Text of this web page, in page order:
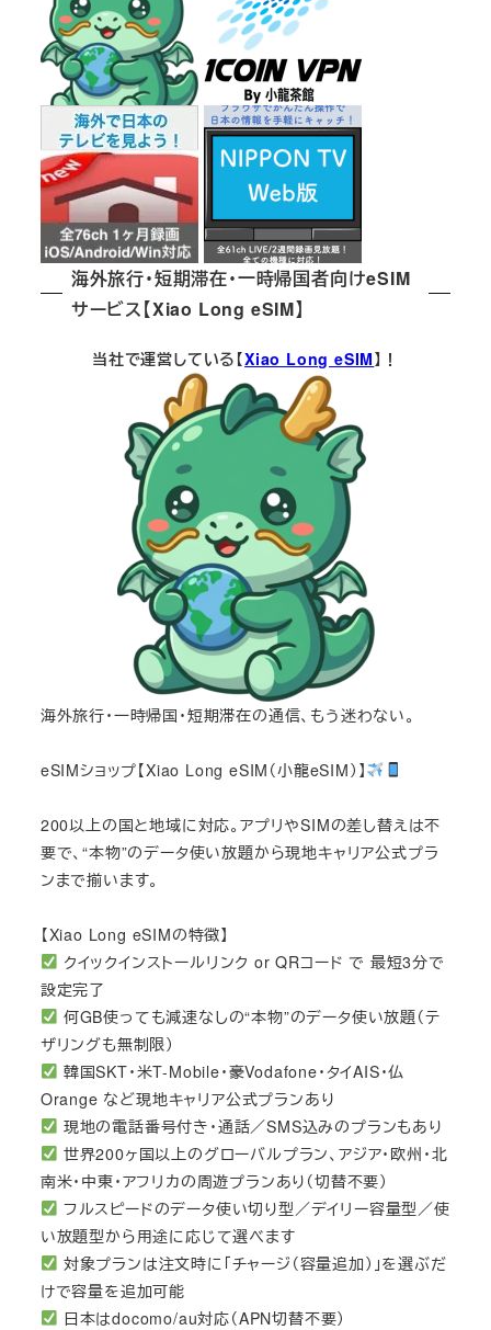
海外旅行・短期滞在・一時帰国者向けeSIM
サービス【Xiao Long eSIM】
当社で運営している【Xiao Long eSIM】！
海外旅行・一時帰国・短期滞在の通信、もう迷わない。
eSIMショップ【Xiao Long eSIM（小龍eSIM）】
200以上の国と地域に対応。アプリやSIMの差し替えは不
要で、“本物”のデータ使い放題から現地キャリア公式プラ
ンまで揃います。
【Xiao Long eSIMの特徴】
クイックインストールリンク or QRコード で 最短3分で
設定完了
何GB使っても減速なしの“本物”のデータ使い放題（テ
ザリングも無制限）
韓国SKT・米T-Mobile・豪Vodafone・タイAIS・仏
Orange など現地キャリア公式プランあり
現地の電話番号付き・通話／SMS込みのプランもあり
世界200ヶ国以上のグローバルプラン、アジア・欧州・北
南米・中東・アフリカの周遊プランあり（切替不要）
フルスピードのデータ使い切り型／デイリー容量型／使
い放題型から用途に応じて選べます
対象プランは注文時に「チャージ（容量追加）」を選ぶだ
けで容量を追加可能
日本はdocomo/au対応（APN切替不要）